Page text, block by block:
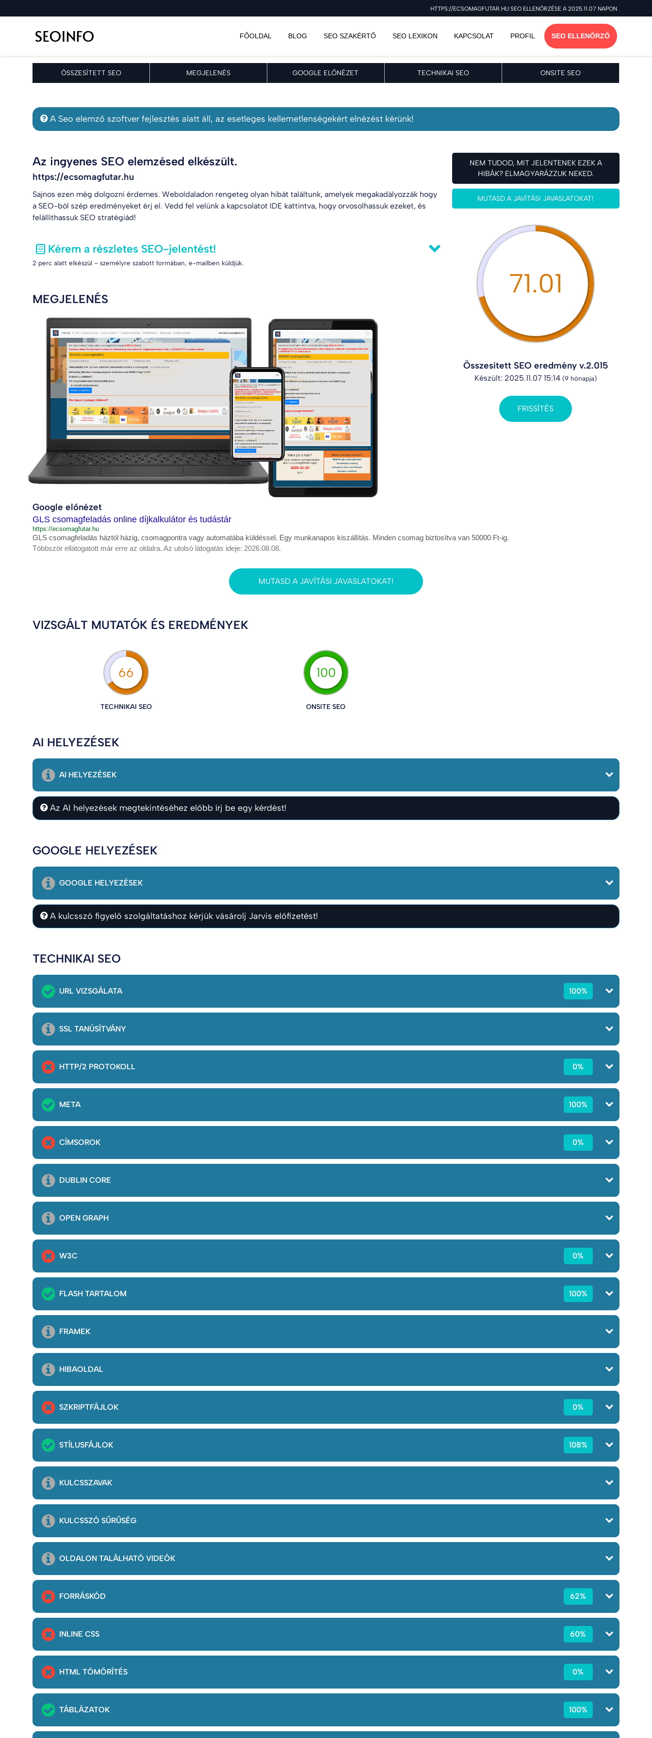
HTTPS://ECSOMAGFUTAR.HU SEO ELLENŐRZÉSE A 2025.11.07 NAPON
FŐOLDAL BLOG SEO SZAKÉRTŐ SEO LEXIKON KAPCSOLAT PROFIL SEO ELLENŐRZŐ
ÖSSZESÍTETT SEO MEGJELENÉS GOOGLE ELŐNÉZET TECHNIKAI SEO ONSITE SEO
A Seo elemző szoftver fejlesztés alatt áll, az esetleges kellemetlenségekért elnézést kérünk!
Az ingyenes SEO elemzésed elkészült.
https://ecsomagfutar.hu
Sajnos ezen még dolgozni érdemes. Weboldaladon rengeteg olyan hibát találtunk, amelyek megakadályozzák hogy
a SEO-ból szép eredményeket érj el. Vedd fel velünk a kapcsolatot IDE kattintva, hogy orvosolhassuk ezeket, és
felállíthassuk SEO stratégiád!
Kérem a részletes SEO-jelentést!
2 perc alatt elkészül – személyre szabott formában, e-mailben küldjük.
MEGJELENÉS
NEM TUDOD, MIT JELENTENEK EZEK A
HIBÁK? ELMAGYARÁZZUK NEKED.
MUTASD A JAVÍTÁSI JAVASLATOKAT!
71.01
Összesített SEO eredmény v.2.015
Készült: 2025.11.07 15:14(9 hónapja)
FRISSÍTÉS
Google előnézet
GLS csomagfeladás online díjkalkulátor és tudástár
https://ecsomagfutar.hu
GLS csomagfeladás háztól házig, csomagpontra vagy automatába küldéssel. Egy munkanapos kiszállítás. Minden csomag biztosítva van 50000 Ft-ig.
Többször ellátogatott már erre az oldalra. Az utolsó látogatás ideje: 2026.08.08.
MUTASD A JAVÍTÁSI JAVASLATOKAT!
VIZSGÁLT MUTATÓK ÉS EREDMÉNYEK
66
TECHNIKAI SEO
100
ONSITE SEO
AI HELYEZÉSEK
AI HELYEZÉSEK
Az AI helyezések megtekintéséhez előbb írj be egy kérdést!
GOOGLE HELYEZÉSEK
GOOGLE HELYEZÉSEK
A kulcsszó figyelő szolgáltatáshoz kérjük vásárolj Jarvis előfizetést!
TECHNIKAI SEO
URL VIZSGÁLATA 100%
SSL TANÚSÍTVÁNY
HTTP/2 PROTOKOLL 0%
META 100%
CÍMSOROK 0%
DUBLIN CORE
OPEN GRAPH
W3C 0%
FLASH TARTALOM 100%
FRAMEK
HIBAOLDAL
SZKRIPTFÁJLOK 0%
STÍLUSFÁJLOK 108%
KULCSSZAVAK
KULCSSZÓ SŰRŰSÉG
OLDALON TALÁLHATÓ VIDEÓK
FORRÁSKÓD 62%
INLINE CSS 60%
HTML TÖMÖRÍTÉS 0%
TÁBLÁZATOK 100%